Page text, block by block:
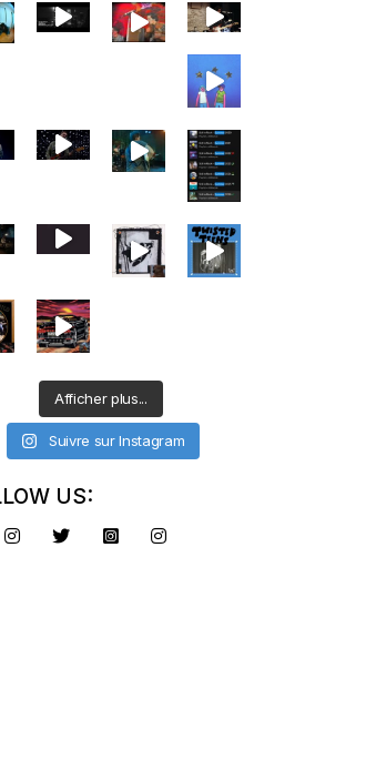
Afficher plus...
Suivre sur Instagram
US: